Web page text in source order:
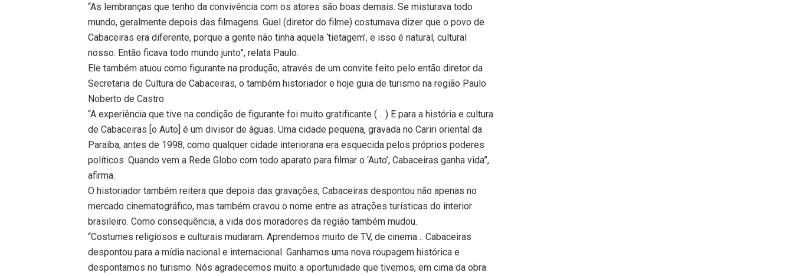
“As lembranças que tenho da convivência com os atores são boas demais. Se misturava todo
mundo, geralmente depois das filmagens. Guel (diretor do filme) costumava dizer que o povo de
Cabaceiras era diferente, porque a gente não tinha aquela ‘tietagem’, e isso é natural, cultural
nosso. Então ficava todo mundo junto”, relata Paulo.
Ele também atuou como figurante na produção, através de um convite feito pelo então diretor da
Secretaria de Cultura de Cabaceiras, o também historiador e hoje guia de turismo na região Paulo
Noberto de Castro.
“A experiência que tive na condição de figurante foi muito gratificante (… ) E para a história e cultura
de Cabaceiras [o Auto] é um divisor de águas. Uma cidade pequena, gravada no Cariri oriental da
Paraíba, antes de 1998, como qualquer cidade interiorana era esquecida pelos próprios poderes
políticos. Quando vem a Rede Globo com todo aparato para filmar o ‘Auto’, Cabaceiras ganha vida”,
afirma.
O historiador também reitera que depois das gravações, Cabaceiras despontou não apenas no
mercado cinematográfico, mas também cravou o nome entre as atrações turísticas do interior
brasileiro. Como consequência, a vida dos moradores da região também mudou.
“Costumes religiosos e culturais mudaram. Aprendemos muito de TV, de cinema… Cabaceiras
despontou para a mídia nacional e internacional. Ganhamos uma nova roupagem histórica e
despontamos no turismo. Nós agradecemos muito a oportunidade que tivemos, em cima da obra